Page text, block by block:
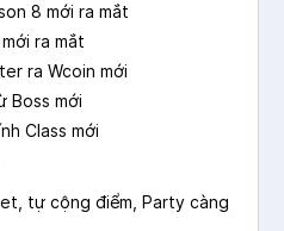
8 mới ra mắt
ra mắt
ra Wcoin mới
Boss mới
Class mới
tự cộng điểm, Party càng